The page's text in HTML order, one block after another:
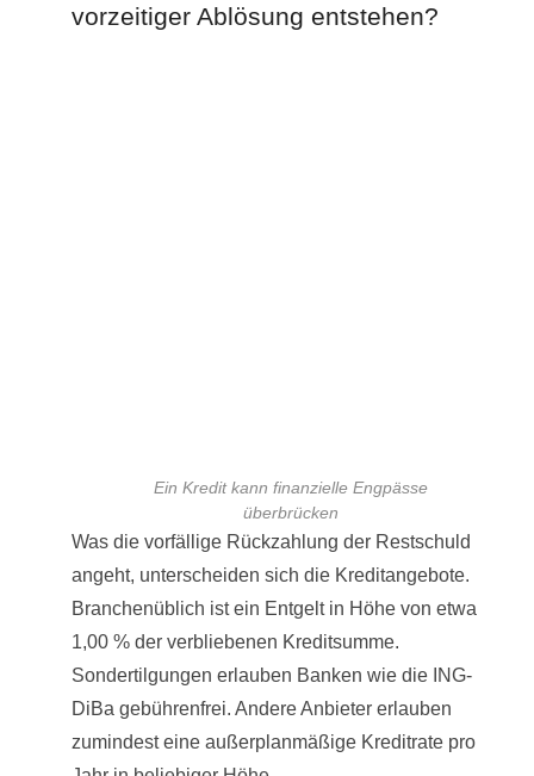
vorzeitiger Ablösung entstehen?
Ein Kredit kann finanzielle Engpässe
überbrücken
Was die vorfällige Rückzahlung der Restschuld
angeht, unterscheiden sich die Kreditangebote.
Branchenüblich ist ein Entgelt in Höhe von etwa
1,00 % der verbliebenen Kreditsumme.
Sondertilgungen erlauben Banken wie die ING-
DiBa gebührenfrei. Andere Anbieter erlauben
zumindest eine außerplanmäßige Kreditrate pro